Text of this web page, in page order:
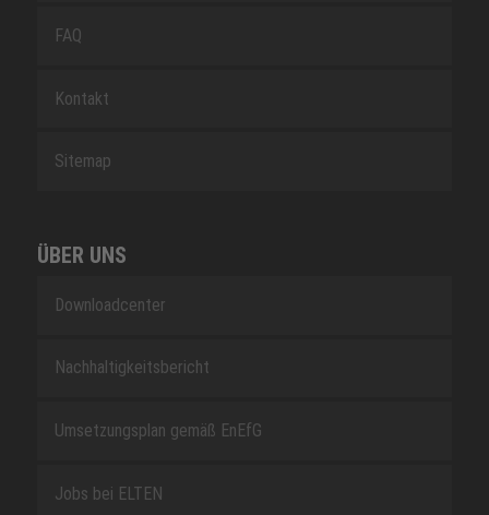
FAQ
Kontakt
Sitemap
ÜBER UNS
Downloadcenter
Nachhaltigkeitsbericht
Umsetzungsplan gemäß EnEfG
Jobs bei ELTEN